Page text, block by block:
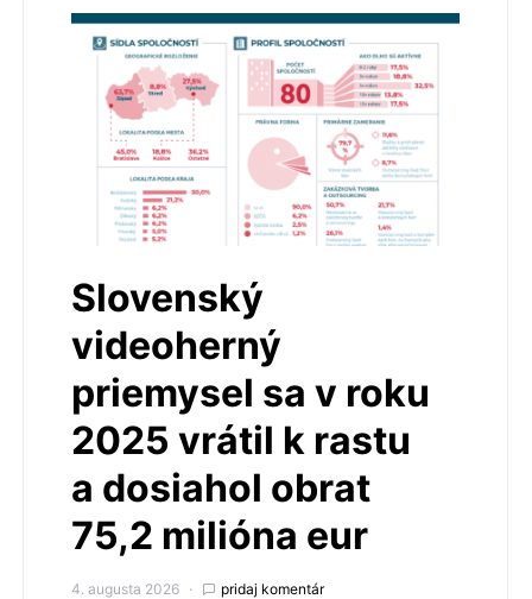
Slovenský
videoherný
priemysel sa v roku
2025 vrátil k rastu
a dosiahol obrat
75,2 milióna eur
4. augusta 2026 pridaj komentár